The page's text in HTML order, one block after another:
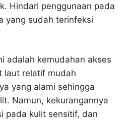
Hindari penggunaan pada
yang sudah terinfeksi
adalah kemudahan akses
laut relatif mudah
yang alami sehingga
Namun, kekurangannya
pada kulit sensitif, dan